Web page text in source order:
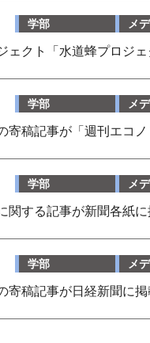
学部 メ
ェクト「水道蜂プロジ
学部 メ
寄稿記事が「週刊エコ
学部 メ
関する記事が新聞各紙
学部 メ
寄稿記事が日経新聞に